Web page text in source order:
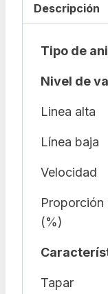
Descripción
Tipo de
Nivel de
Linea alta
Línea baja
Velocidad
Proporción
(%)
Tapar